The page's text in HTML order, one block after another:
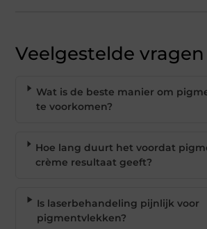
Veelgestelde vragen
Wat is de beste manier om
te voorkomen?
Hoe lang duurt het voordat
crème resultaat geeft?
Is laserbehandeling pijnlijk voor
pigmentvlekken?